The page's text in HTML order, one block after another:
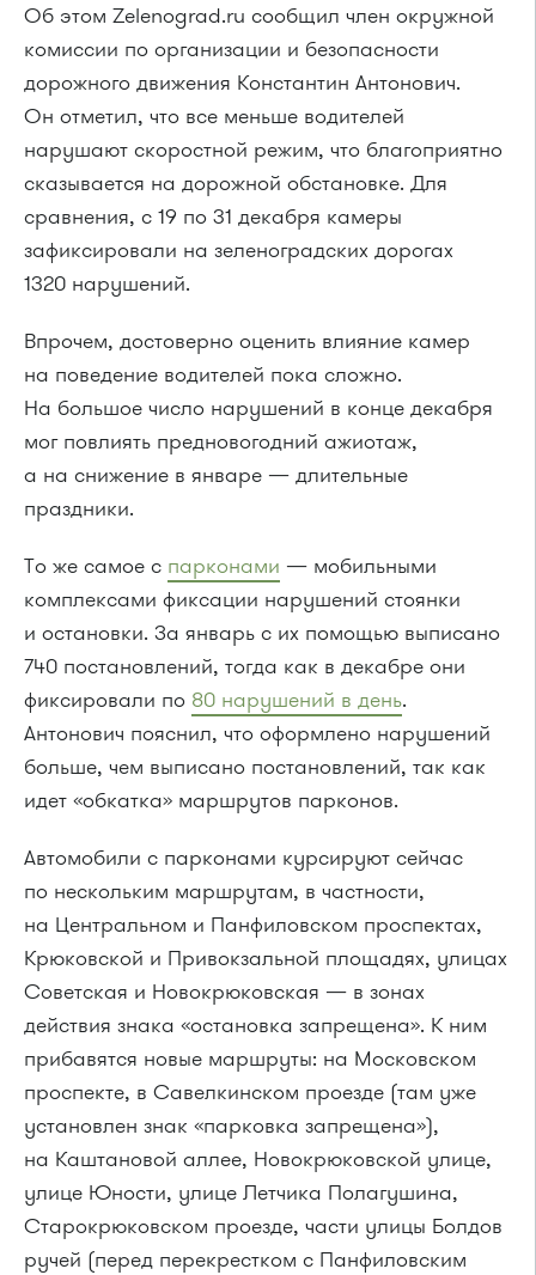
Об этом Zelenograd.ru сообщил член окружной
комиссии по организации и безопасности
дорожного движения Константин Антонович.
Он отметил, что все меньше водителей
нарушают скоростной режим, что благоприятно
сказывается на дорожной обстановке. Для
сравнения, с 19 по 31 декабря камеры
зафиксировали на зеленоградских дорогах
1320 нарушений.
Впрочем, достоверно оценить влияние камер
на поведение водителей пока сложно.
На большое число нарушений в конце декабря
мог повлиять предновогодний ажиотаж,
а на снижение в январе — длительные
праздники.
То же самое с парконами — мобильными
комплексами фиксации нарушений стоянки
и остановки. За январь с их помощью выписано
740 постановлений, тогда как в декабре они
фиксировали по 80 нарушений в день.
Антонович пояснил, что оформлено нарушений
больше, чем выписано постановлений, так как
идет «обкатка» маршрутов парконов.
Автомобили с парконами курсируют сейчас
по нескольким маршрутам, в частности,
на Центральном и Панфиловском проспектах,
Крюковской и Привокзальной площадях, улицах
Советская и Новокрюковская — в зонах
действия знака «остановка запрещена». К ним
прибавятся новые маршруты: на Московском
проспекте, в Савелкинском проезде (там уже
установлен знак «парковка запрещена»),
на Каштановой аллее, Новокрюковской улице,
улице Юности, улице Летчика Полагушина,
Старокрюковском проезде, части улицы Болдов
ручей (перед перекрестком с Панфиловским